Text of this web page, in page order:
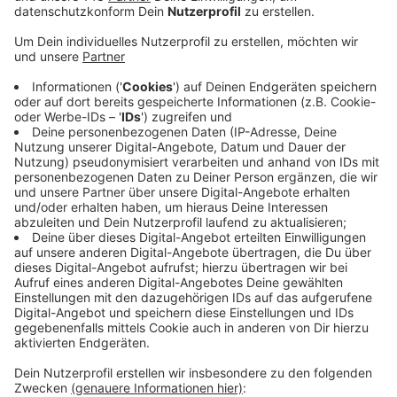
EN: Nach 106 Corona-Neuinfektionen innerhalb der
gestiegen. Die bislang höchste Inzidenz hatte das
registriert - mit knapp 180.
Drei weitere Menschen sind im Kreis im
Zusammenhang mit Covid-19 verstorben: ein 64-
jähriger Mann aus Hattingen, eine 89-jährige Frau aus
dem Pflegeheim St. Josef in Hattingen und eine 85-
Jährige aus dem Haus am Quell in Sprockhövel.
Hattingen und Sprockhövel sind derzeit besonders
betroffen mit etwa 30 beziehungsweise 10
Neuinfektionen innerhalb des letzten Tages. Dort sind,
gemessen an der Einwohnerzahl, auch relativ viele
Menschen erkrankt: 233 in Hattingen und 103 in
Sprockhövel.
Anzeige